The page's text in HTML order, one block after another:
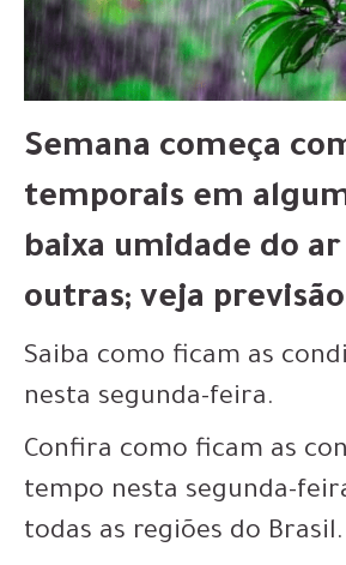
Semana começa
temporais em
baixa umidade do
outras; veja
Saiba como ficam as
nesta segunda-feira.
Confira como ficam as
tempo nesta segunda-
todas as regiões do Brasil.